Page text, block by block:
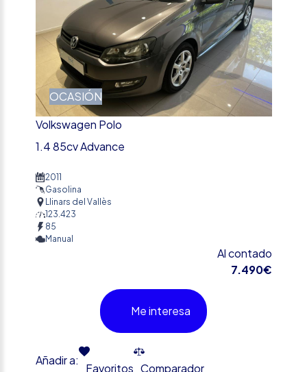
OCASIÓN
Volkswagen Polo
1.4 85cv Advance
2011
Gasolina
Llinars del Vallès
123.423
85
Manual
Al contado
7.490€
Me interesa
Añadir a:
Favoritos Comparador